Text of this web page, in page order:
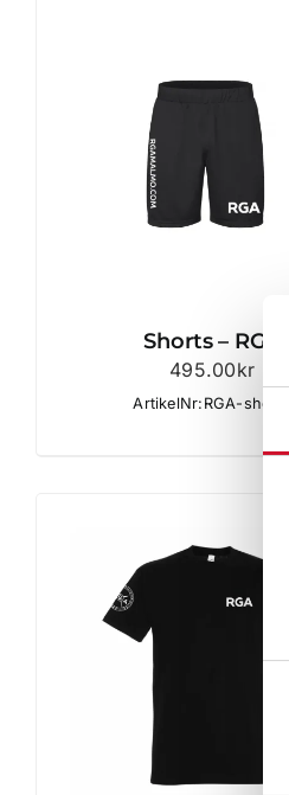
Shorts – RGA
495.00kr
ArtikelNr:RGA-shorts